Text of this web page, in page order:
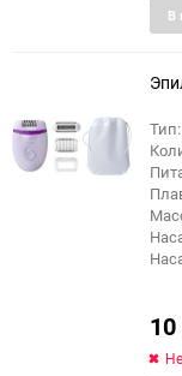
В
еще 2 фото